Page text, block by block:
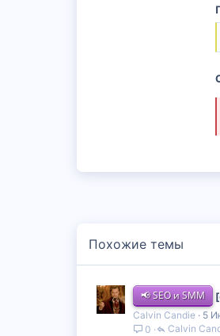
Похожие темы
📢 SEO и SMM
Calvin Candie 5
0
Calvin